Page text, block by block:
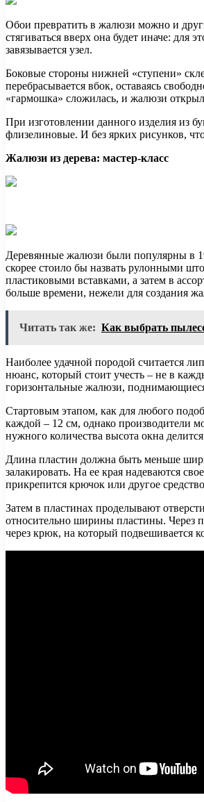
Обои превратить в жалюзи можно и
стягиваться вверх она будет иначе: для
завязывается узел.
Боковые стороны нижней «ступени»
перебрасывается вбок, оставаясь
«гармошка» сложилась, и жалюзи
При изготовлении данного изделия из
флизелиновые. И без ярких рисунков,
Жалюзи из дерева: мастер-класс
Деревянные жалюзи были популярны в
скорее стоило бы назвать рулонными
пластиковыми вставками, а затем в
больше времени, нежели для создания
Читать так же: Как выбрать
Наиболее удачной породой считается
нюанс, который стоит учесть – не в
горизонтальные жалюзи,
Стартовым этапом, как для любого
каждой – 12 см, однако производители
нужного количества высота окна
Длина пластин должна быть меньше
залакировать. На ее края надеваются
прикрепится крючок или другое
Затем в пластинах проделывают
относительно ширины пластины. Через
через крюк, на который подвешивается